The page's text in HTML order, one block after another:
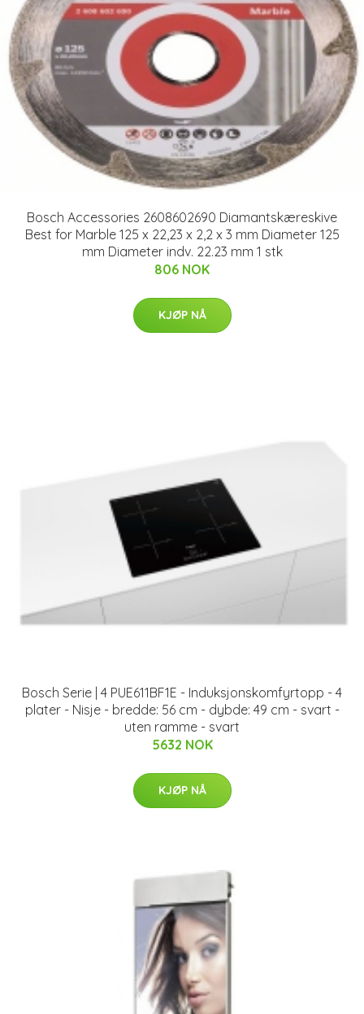
Bosch Accessories 2608602690 Diamantskæreskive
Best for Marble 125 x 22,23 x 2,2 x 3 mm Diameter 125
mm Diameter indv. 22.23 mm 1 stk
806 NOK
KJØP NÅ
Bosch Serie | 4 PUE611BF1E - Induksjonskomfyrtopp - 4
plater - Nisje - bredde: 56 cm - dybde: 49 cm - svart -
uten ramme - svart
5632 NOK
KJØP NÅ